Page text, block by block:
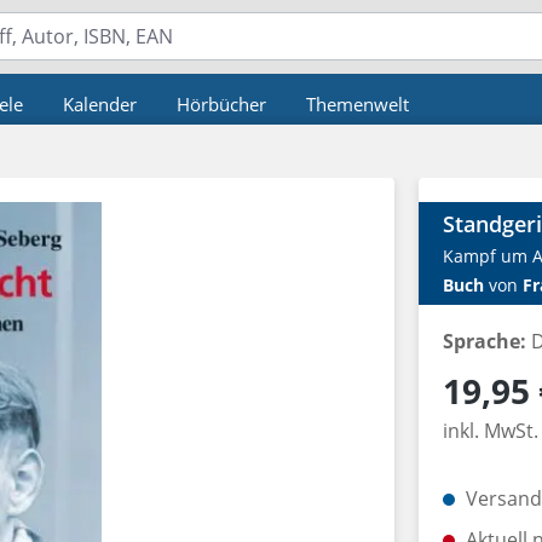
Kalender Hörbücher Themenwelt
Kampf um
Buch von
Sprache:
Regulärer
19,95
inkl. MwSt.